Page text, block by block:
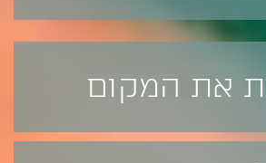
את המקום